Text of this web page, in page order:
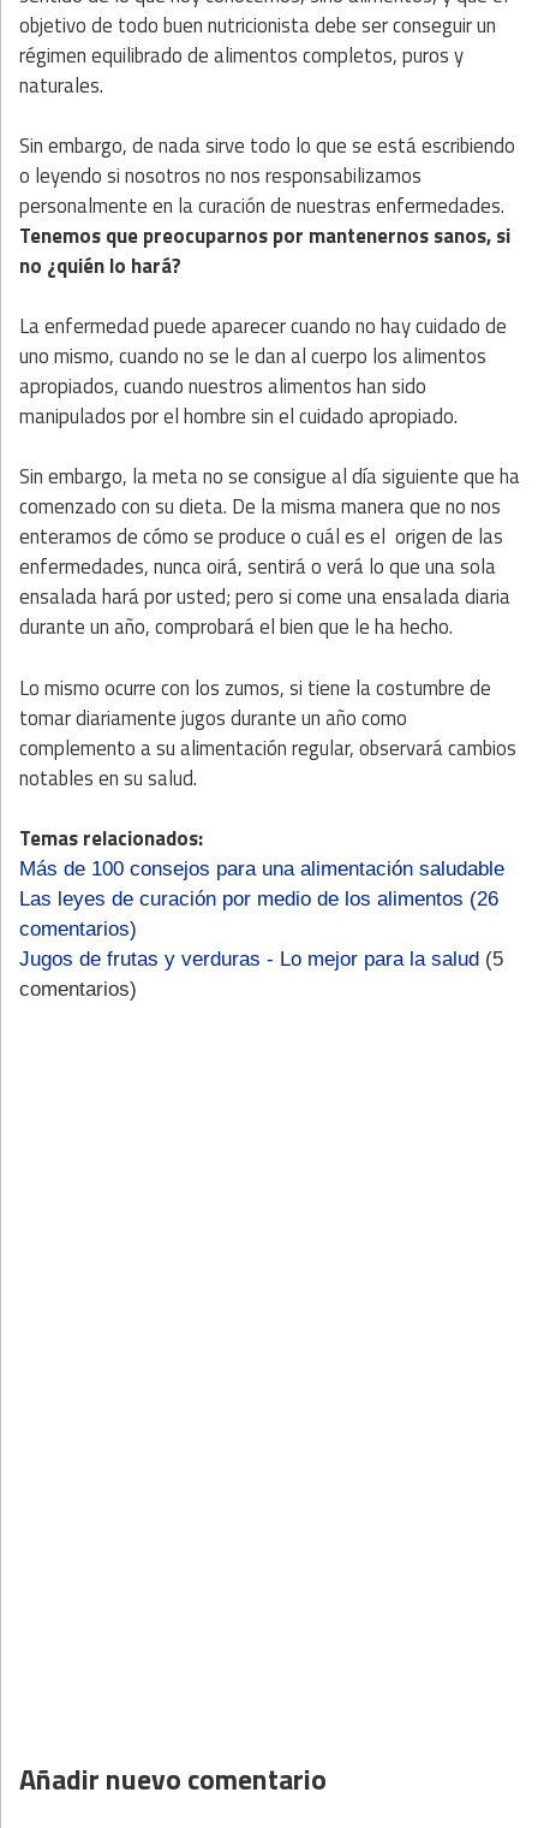
objetivo de todo buen nutricionista debe ser conseguir un
régimen equilibrado de alimentos completos, puros y
naturales.
Sin embargo, de nada sirve todo lo que se está escribiendo
o leyendo si nosotros no nos responsabilizamos
personalmente en la curación de nuestras enfermedades.
Tenemos que preocuparnos por mantenernos sanos, si
no ¿quién lo hará?
La enfermedad puede aparecer cuando no hay cuidado de
uno mismo, cuando no se le dan al cuerpo los alimentos
apropiados, cuando nuestros alimentos han sido
manipulados por el hombre sin el cuidado apropiado.
Sin embargo, la meta no se consigue al día siguiente que ha
comenzado con su dieta. De la misma manera que no nos
enteramos de cómo se produce o cuál es el origen de las
enfermedades, nunca oirá, sentirá o verá lo que una sola
ensalada hará por usted; pero si come una ensalada diaria
durante un año, comprobará el bien que le ha hecho.
Lo mismo ocurre con los zumos, si tiene la costumbre de
tomar diariamente jugos durante un año como
complemento a su alimentación regular, observará cambios
notables en su salud.
Temas relacionados:
Más de 100 consejos para una alimentación saludable
Las leyes de curación por medio de los alimentos (26
comentarios)
Jugos de frutas y verduras - Lo mejor para la salud (5
comentarios)
Añadir nuevo comentario